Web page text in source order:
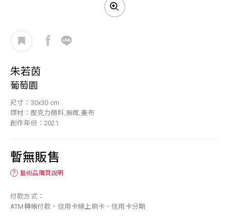
朱若茵
葡萄園
尺寸：30x30 cm
媒材：壓克力顏料,無框,畫布
創作年份：2021
暫無販售
？ 藝術品購買說明
付款方式：
ATM轉帳付款、信用卡線上刷卡、信用卡分期